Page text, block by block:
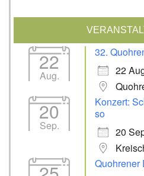
22
Aug.
32.
22
20
Sep.
Konzert:
so
20
Quohrener